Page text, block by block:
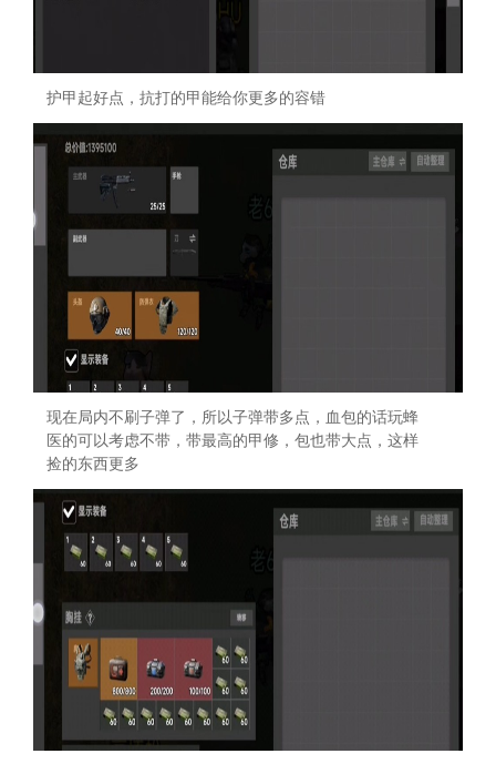
护甲起好点，抗打的甲能给你更多的容错
现在局内不刷子弹了，所以子弹带多点，血包的话玩蜂
医的可以考虑不带，带最高的甲修，包也带大点，这样
捡的东西更多